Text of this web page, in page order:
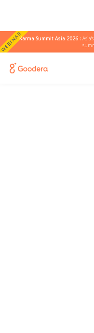
WEBINARKarma Summit Asia 2026 :